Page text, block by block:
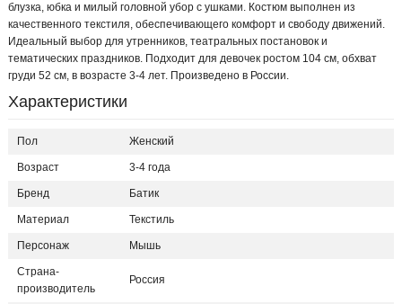
блузка, юбка и милый головной убор с ушками. Костюм выполнен из
качественного текстиля, обеспечивающего комфорт и свободу движений.
Идеальный выбор для утренников, театральных постановок и
тематических праздников. Подходит для девочек ростом 104 см, обхват
груди 52 см, в возрасте 3-4 лет. Произведено в России.
Характеристики
Пол Женский
Возраст 3-4 года
Бренд Батик
Материал Текстиль
Персонаж Мышь
Страна-
производитель
Россия